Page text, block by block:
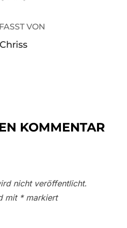
VON
Chriss
KOMMENTAR
nicht veröffentlicht.
mit *markiert